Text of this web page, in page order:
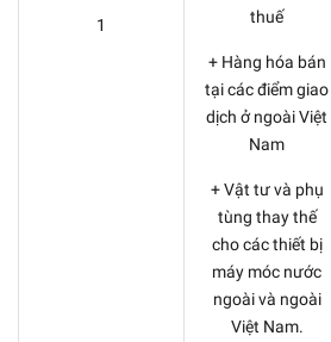
1
thuế
+ Hàng hóa bán
tại các điểm giao
dịch ở ngoài Việt
Nam
+ Vật tư và phụ
tùng thay thế
cho các thiết bị
máy móc nước
ngoài và ngoài
Việt Nam.